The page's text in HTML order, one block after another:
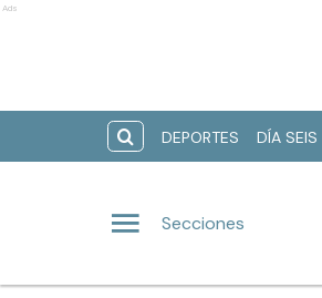
Ads
DEPORTES DÍA SEIS
Secciones